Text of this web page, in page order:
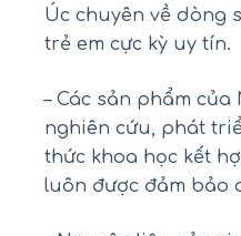
Úc chuyên về dòng
trẻ em cực kỳ uy tín.
– Các sản phẩm của
nghiên cứu, phát
thức khoa học kết
luôn được đảm bảo